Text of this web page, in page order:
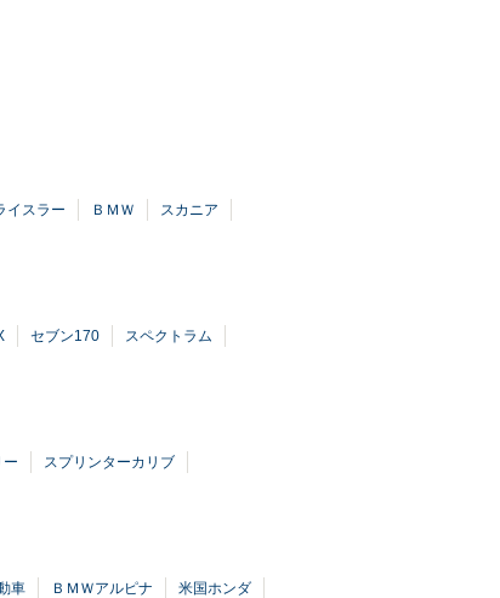
イスラー ＢＭＷ
スカニア
セブン170
スペクトラム
ー
スプリンターカリブ
車 ＢＭＷアルピナ
米国ホンダ